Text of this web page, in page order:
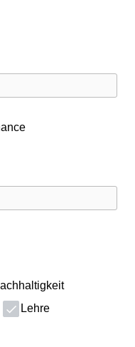
Lehre